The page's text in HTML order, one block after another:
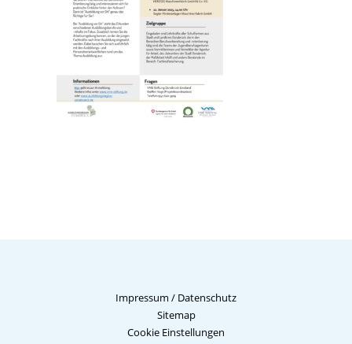
Impressum / Datenschutz
Sitemap
Cookie Einstellungen